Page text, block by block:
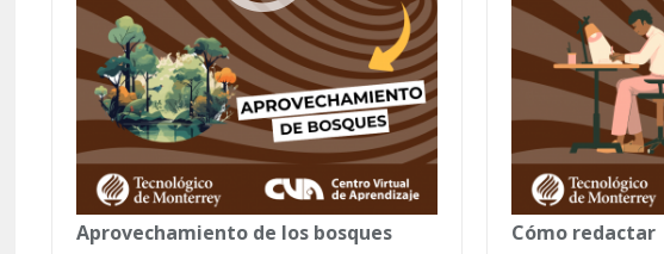
Aprovechamiento de los bosques Cómo redactar